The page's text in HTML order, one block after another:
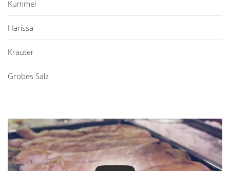
Kümmel
Harissa
Kräuter
Grobes Salz